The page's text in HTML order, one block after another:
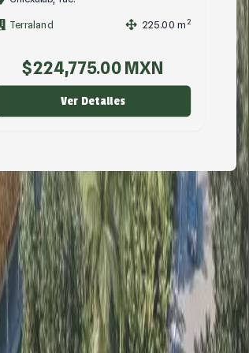
SIMCA Desarroll...
Ver Detalles